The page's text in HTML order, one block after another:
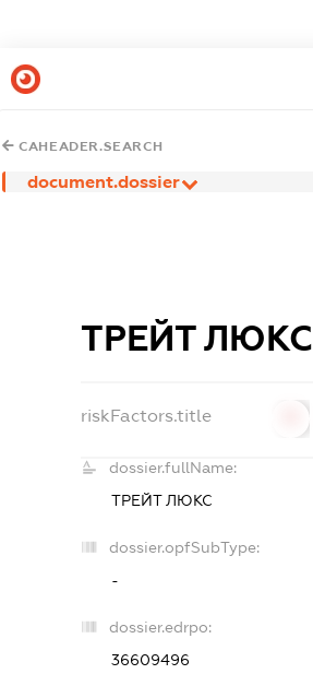
CAHEADER.SEARCH
document.dossier
ТРЕЙТ ЛЮКС
riskFactors.title
dossier.fullName:
ТРЕЙТ ЛЮКС
dossier.opfSubType:
-
dossier.edrpo:
36609496